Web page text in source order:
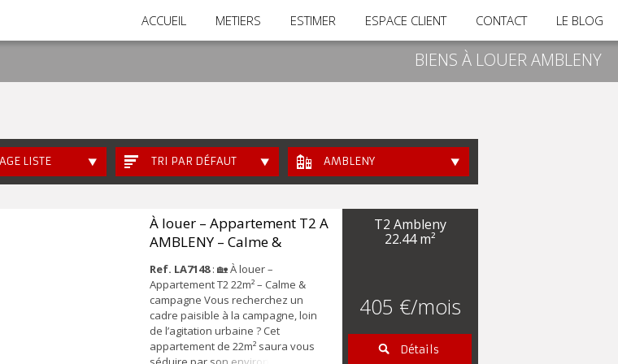
ACCUEIL METIERS ESTIMER ESPACE CLIENT CONTACT LE BLOG
BIENS À LOUER AMBLENY
LISTE TRI PAR DÉFAUT AMBLENY
À louer – Appartement T2 A
AMBLENY – Calme &
campagne
Ref. LA7148: 🏡 À louer –
Appartement T2 22m² – Calme &
campagne Vous recherchez un
cadre paisible à la campagne, loin
de l’agitation urbaine ? Cet
appartement de 22m² saura vous
T2 Ambleny
22.44 m²
405 €/mois
Détails